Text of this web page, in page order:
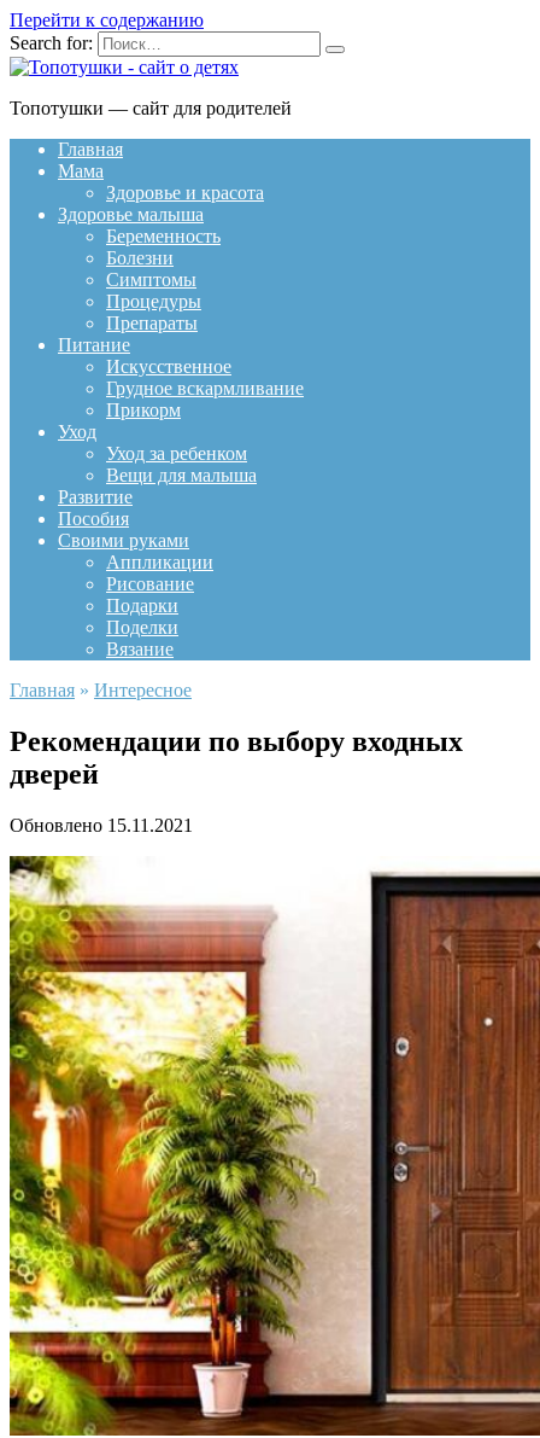
Перейти к содержанию
Search for:
Топотушки — сайт для родителей
Главная
Мама
Здоровье и красота
Здоровье малыша
Беременность
Болезни
Симптомы
Процедуры
Препараты
Питание
Искусственное
Грудное вскармливание
Прикорм
Уход
Уход за ребенком
Вещи для малыша
Развитие
Пособия
Своими руками
Аппликации
Рисование
Подарки
Поделки
Вязание
Главная » Интересное
Рекомендации по выбору входных
дверей
Обновлено 15.11.2021